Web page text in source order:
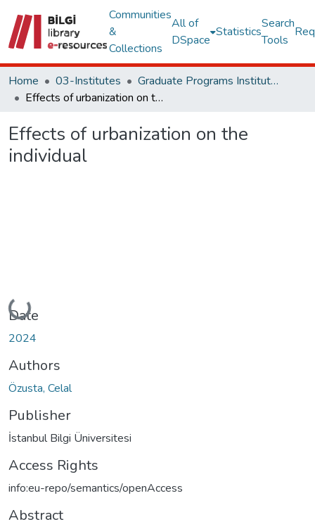
Communities
&
Collections
All of
DSpace
Statistics
Search
Tools
Home 03-Institutes
Graduate Programs Institute Thesis Collection
Effects of urbanization on the individual
Effects of urbanization on the
individual
Loading...
Date
2024
Authors
Özusta, Celal
Publisher
İstanbul Bilgi Üniversitesi
Access Rights
info:eu-repo/semantics/openAccess
Abstract